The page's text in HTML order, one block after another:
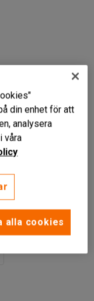
din enhet för att
analysera
våra
alla cookies